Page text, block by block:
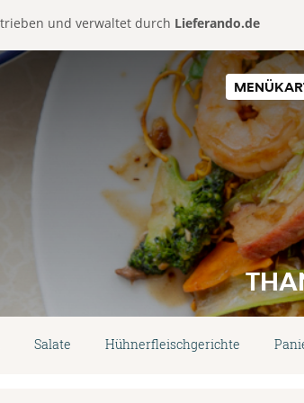
und verwaltet durch Lieferando.de
Salate Hühnerfleischgerichte